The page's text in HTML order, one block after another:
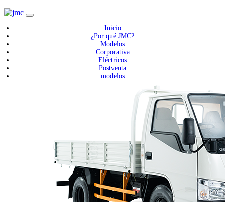
Inicio
¿Por qué JMC?
Modelos
Corporativa
Eléctricos
Postventa
modelos